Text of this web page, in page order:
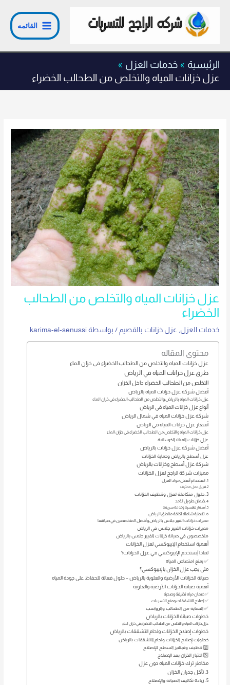
المحتوى
القائمه
الرئيسية
خدمات العزل
عزل خزانات المياه والتخلص من الطحالب الخضراء
عزل خزانات المياه والتخلص من الطحالب
الخضراء
خدمات العزل عزل خزانات بالقصيم / بواسطة karima-el-senussi
محتوى المقاله
عزل خزانات المياه والتخلص من الطحالب الخضراء في خزان الماء
طرق عزل خزانات المياه في الرياض
التخلص من الطحالب الخضراء داخل الخزان
أفضل شركة عزل خزانات المياه بالرياض
عزل خزانات المياه بالرياض والتخلص من الطحالب الخضراء في خزان الماء
أنواع عزل خزانات المياه في الرياض
شركة عزل خزانات المياه في شمال الرياض
أسعار عزل خزانات المياه في الرياض
عزل خزانات المياه والتخلص من الطحالب الخضراء في خزان الماء
عزل خزانات المياه الخرسانية
أفضل شركة عزل خزانات بالرياض
عزل أسطح بالرياض وحماية الخزانات
شركة عزل أسطح وخزانات بالرياض
مميزات شركة الراجح لعزل الخزانات
1. استخدام أفضل مواد العزل
2. فريق عمل محترف
3. حلول متكاملة لعزل وتنظيف الخزانات
4. ضمان طويل الأمد
5. أسعار تنافسية وخدمة سريعة
6. تغطية شاملة لكافة مناطق الرياض
مميزات خزانات الفيبر جلاس بالرياض وأفضل المتخصصين في صيانتها
مميزات خزانات الفيبر جلاس في الرياض
متخصصون في صيانة خزانات الفيبر جلاس بالرياض
أهمية استخدام الإيبوكسي لعزل الخزانات
لماذا يُستخدم الإيبوكسي في عزل الخزانات؟
✅ يمنع امتصاص المياه
متى يجب عزل الخزان بالإيبوكسي؟
صيانة الخزانات الأرضية والعلوية بالرياض – حلول فعالة للحفاظ على جودة المياه
أهمية صيانة الخزانات الأرضية والعلوية
✅ ضمان مياه نظيفة وصحية
✅ إصلاح التشققات ومنع التسربات
✅ الحماية من الطحالب والرواسب
خطوات صيانة الخزانات بالرياض
عزل خزانات المياه والتخلص من الطحالب الخضراء في خزان الماء
خطوات إصلاح الخزانات ولحام التشققات بالرياض
خطوات إصلاح الخزانات ولحام التشققات بالرياض
2️⃣ تنظيف وتجهيز السطح للإصلاح
5️⃣ اختبار الخزان بعد الإصلاح
مخاطر ترك خزانات المياه دون عزل
3. تآكل جدران الخزان
5. زيادة تكاليف الصيانة والإصلاح